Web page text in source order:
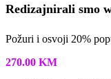
Redizajnirali smo
Požuri i osvoji 20%
270.00 KM